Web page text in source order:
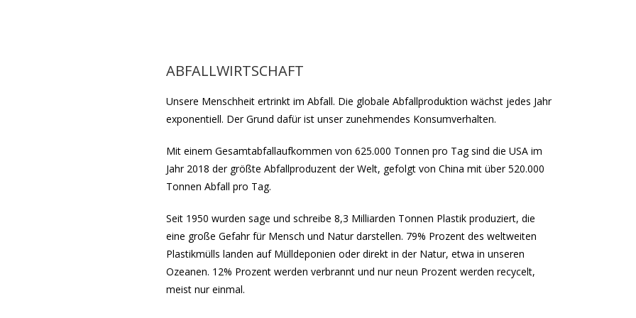
ABFALLWIRTSCHAFT
Unsere Menschheit ertrinkt im Abfall. Die globale Abfallproduktion wächst jedes Jahr
exponentiell. Der Grund dafür ist unser zunehmendes Konsumverhalten.
Mit einem Gesamtabfallaufkommen von 625.000 Tonnen pro Tag sind die USA im
Jahr 2018 der größte Abfallproduzent der Welt, gefolgt von China mit über 520.000
Tonnen Abfall pro Tag.
Seit 1950 wurden sage und schreibe 8,3 Milliarden Tonnen Plastik produziert, die
eine große Gefahr für Mensch und Natur darstellen. 79% Prozent des weltweiten
Plastikmülls landen auf Mülldeponien oder direkt in der Natur, etwa in unseren
Ozeanen. 12% Prozent werden verbrannt und nur neun Prozent werden recycelt,
meist nur einmal.